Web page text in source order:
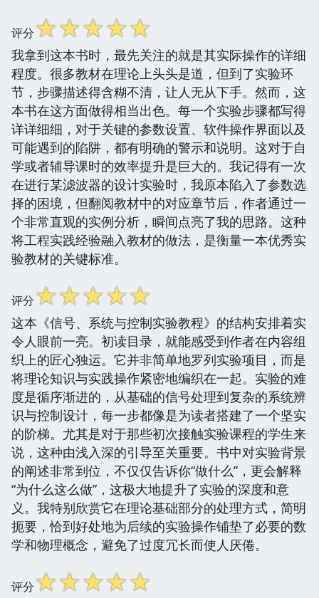
评分☆☆☆☆☆
我拿到这本书时，最先关注的就是其实际操作的详细
程度。很多教材在理论上头头是道，但到了实验环
节，步骤描述得含糊不清，让人无从下手。然而，这
本书在这方面做得相当出色。每一个实验步骤都写得
详详细细，对于关键的参数设置、软件操作界面以及
可能遇到的陷阱，都有明确的警示和说明。这对于自
学或者辅导课时的效率提升是巨大的。我记得有一次
在进行某滤波器的设计实验时，我原本陷入了参数选
择的困境，但翻阅教材中的对应章节后，作者通过一
个非常直观的实例分析，瞬间点亮了我的思路。这种
将工程实践经验融入教材的做法，是衡量一本优秀实
验教材的关键标准。
评分☆☆☆☆☆
这本《信号、系统与控制实验教程》的结构安排着实
令人眼前一亮。初读目录，就能感受到作者在内容组
织上的匠心独运。它并非简单地罗列实验项目，而是
将理论知识与实践操作紧密地编织在一起。实验的难
度是循序渐进的，从基础的信号处理到复杂的系统辨
识与控制设计，每一步都像是为读者搭建了一个坚实
的阶梯。尤其是对于那些初次接触实验课程的学生来
说，这种由浅入深的引导至关重要。书中对实验背景
的阐述非常到位，不仅仅告诉你“做什么”，更会解释
“为什么这么做”，这极大地提升了实验的深度和意
义。我特别欣赏它在理论基础部分的处理方式，简明
扼要，恰到好处地为后续的实验操作铺垫了必要的数
学和物理概念，避免了过度冗长而使人厌倦。
评分☆☆☆☆☆